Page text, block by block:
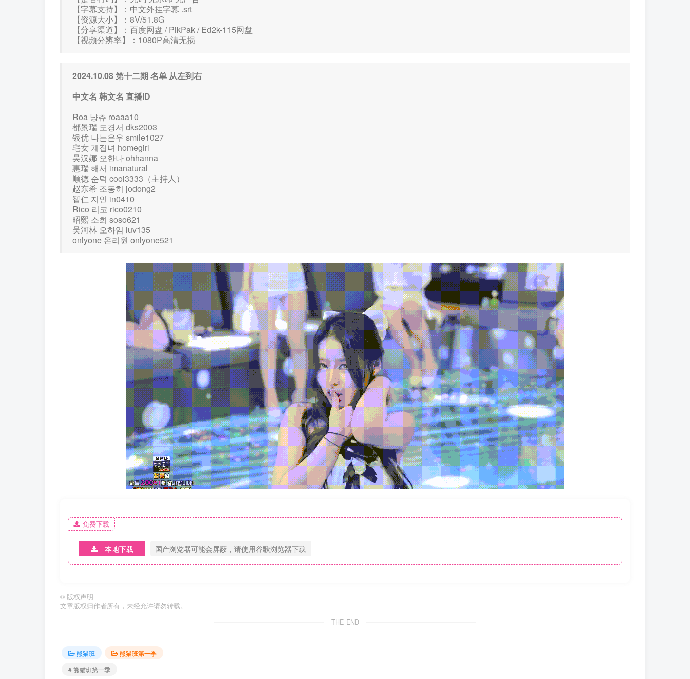
【字幕支持】：中文外挂字幕 .srt
【资源大小】：8V/51.8G
【分享渠道】：百度网盘 / PikPak / Ed2k-115网盘
【视频分辨率】：1080P高清无损
2024.10.08 第十二期 名单 从左到右
中文名 韩文名 直播ID
Roa 냥츄 roaaa10
都景瑞 도경서 dks2003
银优 나는은우 smile1027
宅女 계집녀 homegirl
吴汉娜 오한나 ohhanna
惠瑞 해서 imanatural
顺德 순덕 cool3333（主持人）
赵东希 조동히 jodong2
智仁 지인 in0410
Rico 리코 rico0210
昭熙 소희 soso621
吴河林 오하임 luv135
onlyone 온리원 onlyone521
免费下载
本地下载 国产浏览器可能会屏蔽，请使用谷歌浏览器下载
© 版权声明
文章版权归作者所有，未经允许请勿转载。
THE END
熊猫班
熊猫班第一季
# 熊猫班第一季